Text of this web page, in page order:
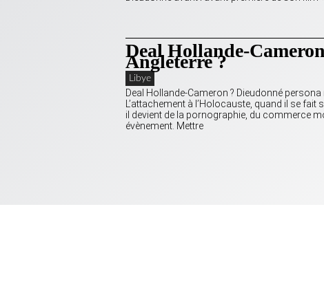
Deal Hollande-
Angleterre ?
Libye
Deal Hollande-Cameron ? Dieudonné
L’attachement à l’Holocauste, quand il se
il devient de la pornographie, du commerce
évènement. Mettre